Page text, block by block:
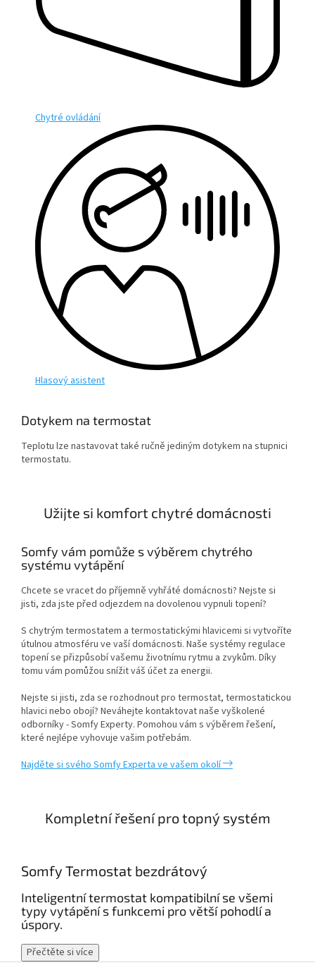
Chytré ovládání
Hlasový asistent
Dotykem na termostat
Teplotu lze nastavovat také ručně jediným dotykem na stupnici
termostatu.
Užijte si komfort chytré domácnosti
Somfy vám pomůže s výběrem chytrého
systému vytápění
Chcete se vracet do příjemně vyhřáté domácnosti? Nejste si
jisti, zda jste před odjezdem na dovolenou vypnuli topení?
S chytrým termostatem a termostatickými hlavicemi si vytvoříte
útulnou atmosféru ve vaší domácnosti. Naše systémy regulace
topení se přizpůsobí vašemu životnímu rytmu a zvykům. Díky
tomu vám pomůžou snížit váš účet za energii.
Nejste si jisti, zda se rozhodnout pro termostat, termostatickou
hlavici nebo obojí? Neváhejte kontaktovat naše vyškolené
odborníky - Somfy Experty. Pomohou vám s výběrem řešení,
které nejlépe vyhovuje vašim potřebám.
Najděte si svého Somfy Experta ve vašem okolí
Kompletní řešení pro topný systém
Somfy Termostat bezdrátový
Inteligentní termostat kompatibilní se všemi
typy vytápění s funkcemi pro větší pohodlí a
úspory.
Přečtěte si více